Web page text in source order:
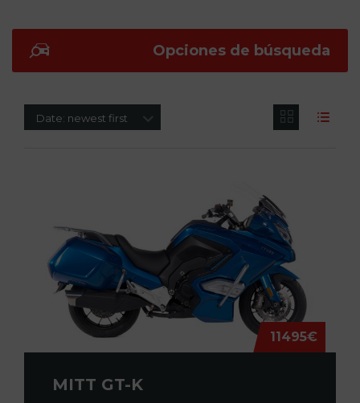
Opciones de búsqueda
Date: newest first
11495€
MITT GT-K